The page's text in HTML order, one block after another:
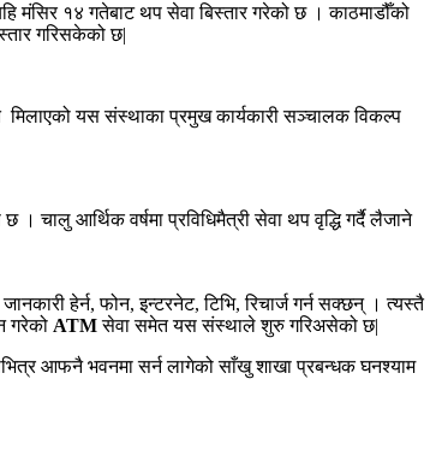
मंसिर १४ गतेबाट थप सेवा बिस्तार गरेको छ । काठमाडौँको
गरिसकेको छ|
मिलाएको यस संस्थाका प्रमुख कार्यकारी सञ्चालक विकल्प
चालु आर्थिक वर्षमा प्रविधिमैत्री सेवा थप वृद्धि गर्दै लैजाने
हेर्न, फोन, इन्टरनेट, टिभि, रिचार्ज गर्न सक्छन् । त्यस्तै
गरेको ATMसेवा समेत यस संस्थाले शुरु गरिअसेको छ|
आफनै भवनमा सर्न लागेको साँखु शाखा प्रबन्धक घनश्याम